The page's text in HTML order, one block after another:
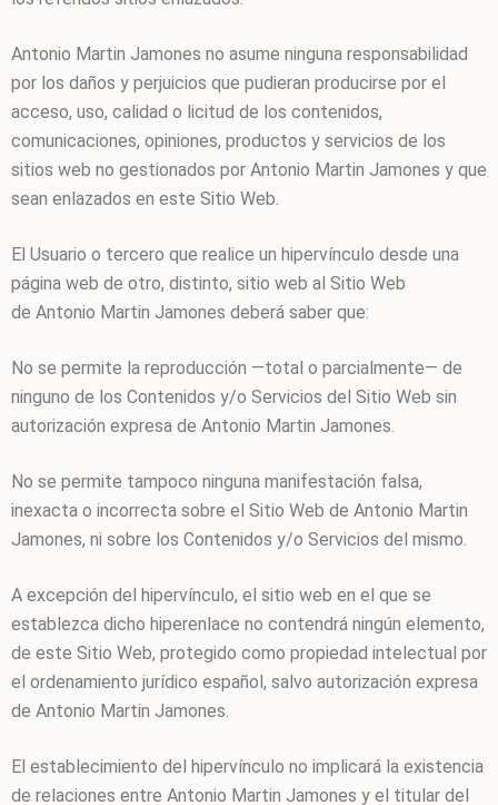
Antonio Martin Jamones no asume ninguna responsabilidad
por los daños y perjuicios que pudieran producirse por el
acceso, uso, calidad o licitud de los contenidos,
comunicaciones, opiniones, productos y servicios de los
sitios web no gestionados por Antonio Martin Jamones y que
sean enlazados en este Sitio Web.
El Usuario o tercero que realice un hipervínculo desde una
página web de otro, distinto, sitio web al Sitio Web
de Antonio Martin Jamones deberá saber que:
No se permite la reproducción —total o parcialmente— de
ninguno de los Contenidos y/o Servicios del Sitio Web sin
autorización expresa de Antonio Martin Jamones.
No se permite tampoco ninguna manifestación falsa,
inexacta o incorrecta sobre el Sitio Web de Antonio Martin
Jamones, ni sobre los Contenidos y/o Servicios del mismo.
A excepción del hipervínculo, el sitio web en el que se
establezca dicho hiperenlace no contendrá ningún elemento,
de este Sitio Web, protegido como propiedad intelectual por
el ordenamiento jurídico español, salvo autorización expresa
de Antonio Martin Jamones.
El establecimiento del hipervínculo no implicará la existencia
de relaciones entre Antonio Martin Jamones y el titular del